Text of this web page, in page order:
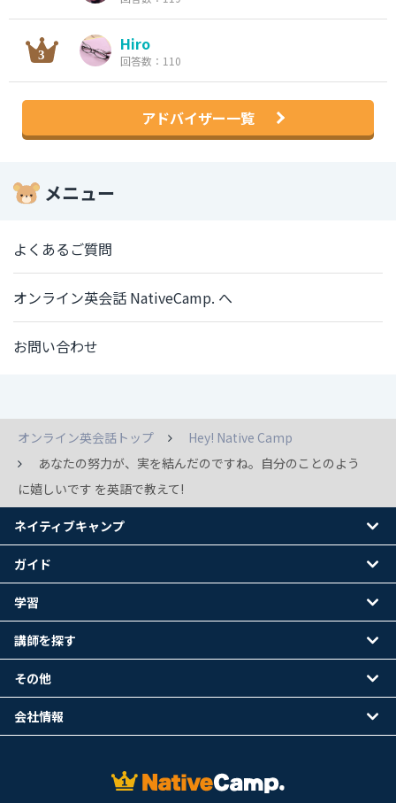
Hiro
回答数：110
アドバイザー一覧
メニュー
よくあるご質問
オンライン英会話 NativeCamp. へ
お問い合わせ
オンライン英会話トップ
Hey! Native Camp
あなたの努力が、実を結んだのですね。自分のことのよう
に嬉しいです を英語で教えて!
ネイティブキャンプ
ガイド
学習
講師を探す
その他
会社情報